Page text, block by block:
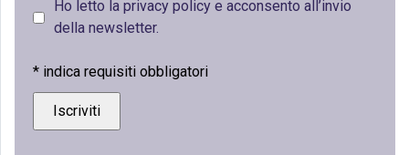
Ho letto la privacy policy e acconsento all’invio
della newsletter.
* indica requisiti obbligatori